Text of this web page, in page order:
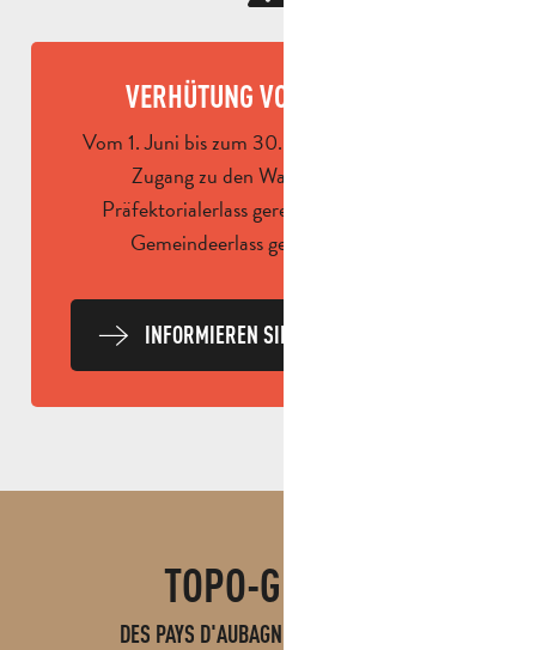
VERHÜTUNG VON BRÄNDEN
Vom 1. Juni bis zum 30. September wird der
Zugang zu den Waldgebieten per
Präfektorialerlass geregelt und kann per
Gemeindeerlass geregelt werden.
INFORMIEREN SIE SICH JEDEN TAG
TOPO-GUIDES
DES PAYS D'AUBAGNE ET DE L'ÉTOILE
TOPO GARLABAN